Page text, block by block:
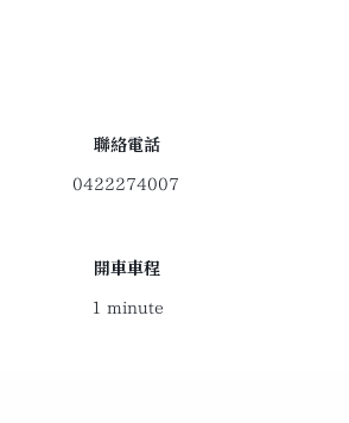
聯絡電話
0422274007
開車車程
1 minute